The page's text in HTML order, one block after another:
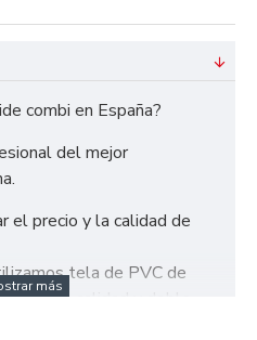
combi en España?
del mejor
el precio y la calidad de
tela de PVC de
alta calidad y doble